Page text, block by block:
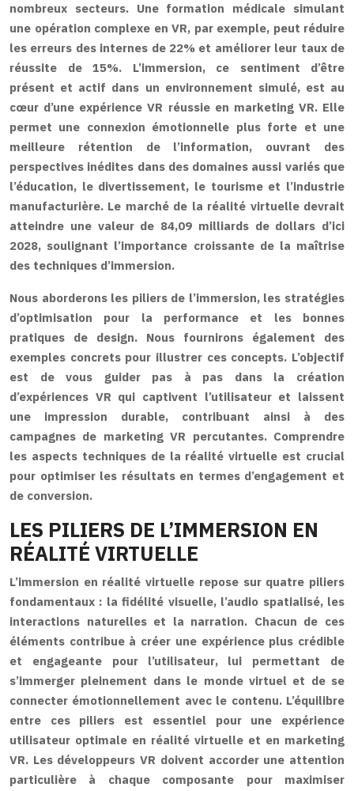
nombreux secteurs. Une formation médicale simulant
une opération complexe en VR, par exemple, peut réduire
les erreurs des internes de 22% et améliorer leur taux de
réussite de 15%. L’immersion, ce sentiment d’être
présent et actif dans un environnement simulé, est au
cœur d’une expérience VR réussie en marketing VR. Elle
permet une connexion émotionnelle plus forte et une
meilleure rétention de l’information, ouvrant des
perspectives inédites dans des domaines aussi variés que
l’éducation, le divertissement, le tourisme et l’industrie
manufacturière. Le marché de la réalité virtuelle devrait
atteindre une valeur de 84,09 milliards de dollars d’ici
2028, soulignant l’importance croissante de la maîtrise
des techniques d’immersion.
Nous aborderons les piliers de l’immersion, les stratégies
d’optimisation pour la performance et les bonnes
pratiques de design. Nous fournirons également des
exemples concrets pour illustrer ces concepts. L’objectif
est de vous guider pas à pas dans la création
d’expériences VR qui captivent l’utilisateur et laissent
une impression durable, contribuant ainsi à des
campagnes de marketing VR percutantes. Comprendre
les aspects techniques de la réalité virtuelle est crucial
pour optimiser les résultats en termes d’engagement et
de conversion.
LES PILIERS DE L’IMMERSION EN
RÉALITÉ VIRTUELLE
L’immersion en réalité virtuelle repose sur quatre piliers
fondamentaux : la fidélité visuelle, l’audio spatialisé, les
interactions naturelles et la narration. Chacun de ces
éléments contribue à créer une expérience plus crédible
et engageante pour l’utilisateur, lui permettant de
s’immerger pleinement dans le monde virtuel et de se
connecter émotionnellement avec le contenu. L’équilibre
entre ces piliers est essentiel pour une expérience
utilisateur optimale en réalité virtuelle et en marketing
VR. Les développeurs VR doivent accorder une attention
particulière à chaque composante pour maximiser